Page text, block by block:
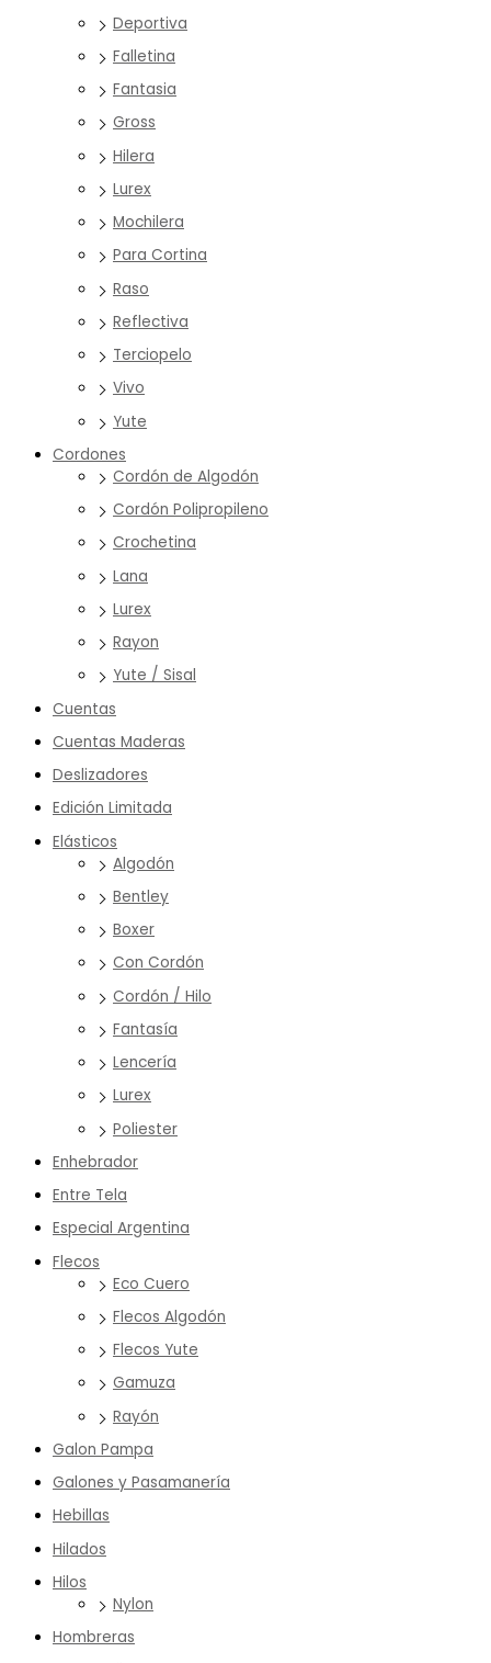
Deportiva
Falletina
Fantasia
Gross
Hilera
Lurex
Mochilera
Para Cortina
Raso
Reflectiva
Terciopelo
Vivo
Yute
Cordones
Cordón de Algodón
Cordón Polipropileno
Crochetina
Lana
Lurex
Rayon
Yute / Sisal
Cuentas
Cuentas Maderas
Deslizadores
Edición Limitada
Elásticos
Algodón
Bentley
Boxer
Con Cordón
Cordón / Hilo
Fantasía
Lencería
Lurex
Poliester
Enhebrador
Entre Tela
Especial Argentina
Flecos
Eco Cuero
Flecos Algodón
Flecos Yute
Gamuza
Rayón
Galon Pampa
Galones y Pasamanería
Hebillas
Hilados
Hilos
Nylon
Hombreras